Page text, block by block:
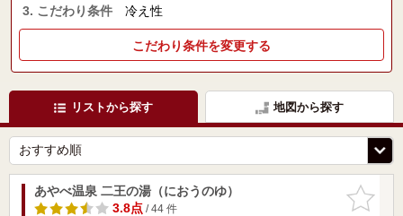
3. こだわり条件 冷え性
こだわり条件を変更する
リストから探す 地図から探す
お気に入
りに追加
あやべ温泉 二王の湯（におうのゆ）
3.8点/ 44 件